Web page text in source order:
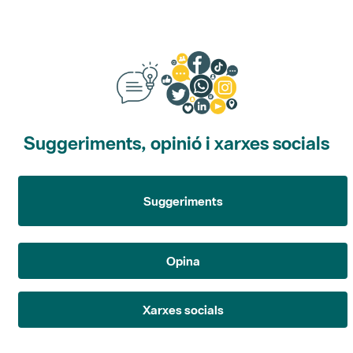
Suggeriments, opinió i xarxes socials
Suggeriments
Opina
Xarxes socials